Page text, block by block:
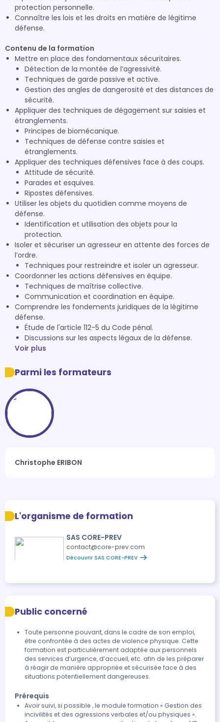
protection personnelle.
Connaître les lois et les droits en matière de légitime
défense.
Contenu de la formation
Mettre en place des fondamentaux sécuritaires.
Détection de la montée de l’agressivité.
Techniques de garde passive et active.
Gestion des angles de dangerosité et des distances de
sécurité.
Appliquer des techniques de dégagement sur saisies et
étranglements.
Principes de biomécanique.
Techniques de défense contre saisies et
étranglements.
Appliquer des techniques défensives face à des coups.
Attitude de sécurité.
Parades et esquives.
Ripostes défensives.
Utiliser les objets du quotidien comme moyens de
défense.
Identification et utilisation des objets pour la
protection.
Isoler et sécuriser un agresseur en attente des forces de
l’ordre.
Techniques pour restreindre et isoler un agresseur.
Coordonner les actions défensives en équipe.
Techniques de maîtrise collective.
Communication et coordination en équipe.
Comprendre les fondements juridiques de la légitime
défense.
Étude de l'article 112-5 du Code pénal.
Discussions sur les aspects légaux de la défense.
Voir plus
Parmi les formateurs
Christophe ERIBON
L'organisme de formation
SAS CORE-PREV
contact@core-prev.com
Découvrir SAS CORE-PREV
Public concerné
Toute personne pouvant, dans le cadre de son emploi,
être confrontée à des actes de violence physique. Cette
formation est particulièrement adaptée aux personnels
des services d’urgence, d’accueil, etc. afin de les préparer
à réagir de manière appropriée et sécurisée face à des
situations potentiellement dangereuses.
Prérequis
Avoir suivi, si possible , le module formation « Gestion des
incivilités et des agressions verbales et/ou physiques ».